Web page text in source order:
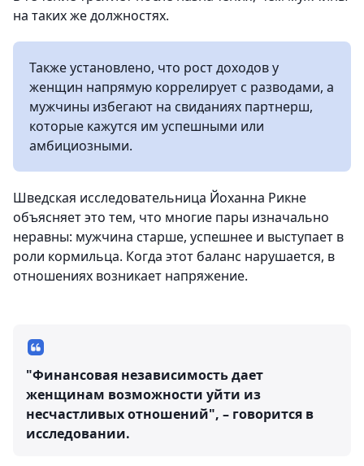
на таких же должностях.
Также установлено, что рост доходов у
женщин напрямую коррелирует с разводами, а
мужчины избегают на свиданиях партнерш,
которые кажутся им успешными или
амбициозными.
Шведская исследовательница Йоханна Рикне
объясняет это тем, что многие пары изначально
неравны: мужчина старше, успешнее и выступает в
роли кормильца. Когда этот баланс нарушается, в
отношениях возникает напряжение.
"Финансовая независимость дает
женщинам возможности уйти из
несчастливых отношений", – говорится в
исследовании.